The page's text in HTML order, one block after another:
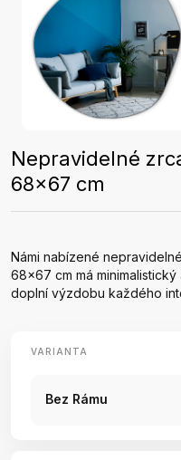
Nepravidelné
68x67 cm
Námi nabízené
68x67 cm má
doplní výzdobu každého
VARIANTA
Bez Rámu